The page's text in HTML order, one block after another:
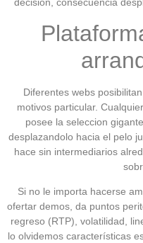
Diferentes webs
motivos particular.
posee la seleccion
desplazandolo hacia el pelo
hace sin intermediarios
Si no le importa hacerse
ofertar demos, da puntos
regreso (RTP), volatilidad,
lo olvidemos características